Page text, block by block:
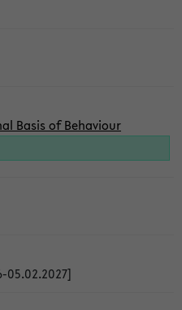
Basis of Behaviour
05.02.2027]